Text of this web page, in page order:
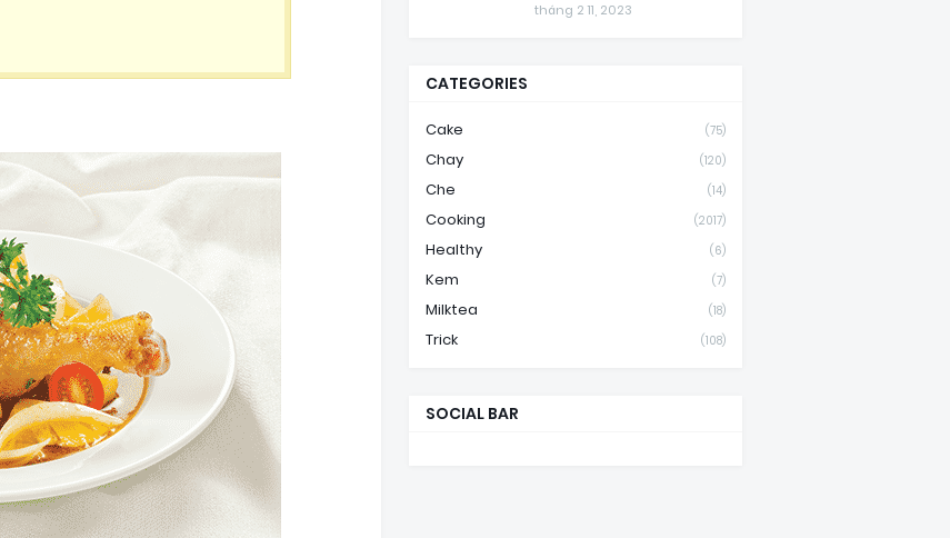
tháng 2 11, 2023
CATEGORIES
Cake (75)
Chay (120)
Che (14)
Cooking (2017)
Healthy (6)
Kem (7)
Milktea (18)
Trick (108)
SOCIAL BAR